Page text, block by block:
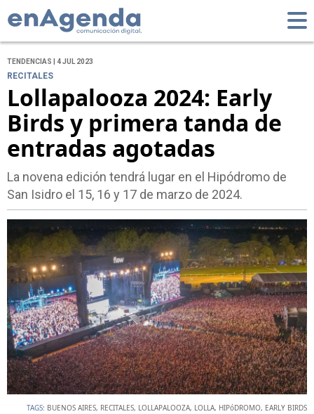
TENDENCIAS | 4 JUL 2023
RECITALES
Lollapalooza 2024: Early
Birds y primera tanda de
entradas agotadas
La novena edición tendrá lugar en el Hipódromo de
San Isidro el 15, 16 y 17 de marzo de 2024.
TAGS: BUENOS AIRES, RECITALES, LOLLAPALOOZA, LOLLA, HIPóDROMO, EARLY BIRDS